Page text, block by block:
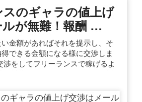
のギャラの値上げ
が無難！報酬 …
金額があればそれを提示し、そ
できる金額になる様に交渉しま
渉をしてフリーランスで稼げるよ